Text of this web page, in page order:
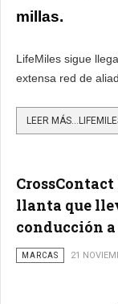
millas.
LifeMiles sigue
extensa red de
llanta que
conducción
MARCAS 21